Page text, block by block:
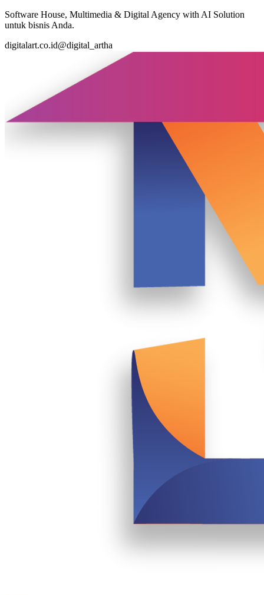
Software House, Multimedia & Digital Agency with AI Solution
untuk bisnis Anda.
digitalart.co.id@digital_artha